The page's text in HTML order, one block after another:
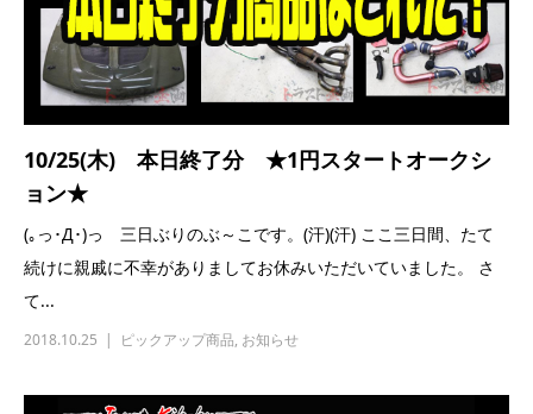
10/25(木) 本日終了分 ★1円スタートオークシ
ョン★
(｡っ･Д･)っ 三日ぶりのぶ～こです。(汗)(汗) ここ三日間、たて
続けに親戚に不幸がありましてお休みいただいていました。 さ
て...
2018.10.25 ピックアップ商品, お知らせ